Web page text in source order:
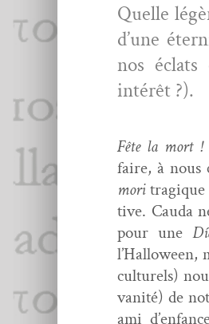
Quelle
d’une
nos éclats
intérêt ?).
Fête la mort !
faire, à nous
moritrag­ique
tive. Cau­da
pour une
l’Halloween,
cul­turels)
van­ité) de
ami